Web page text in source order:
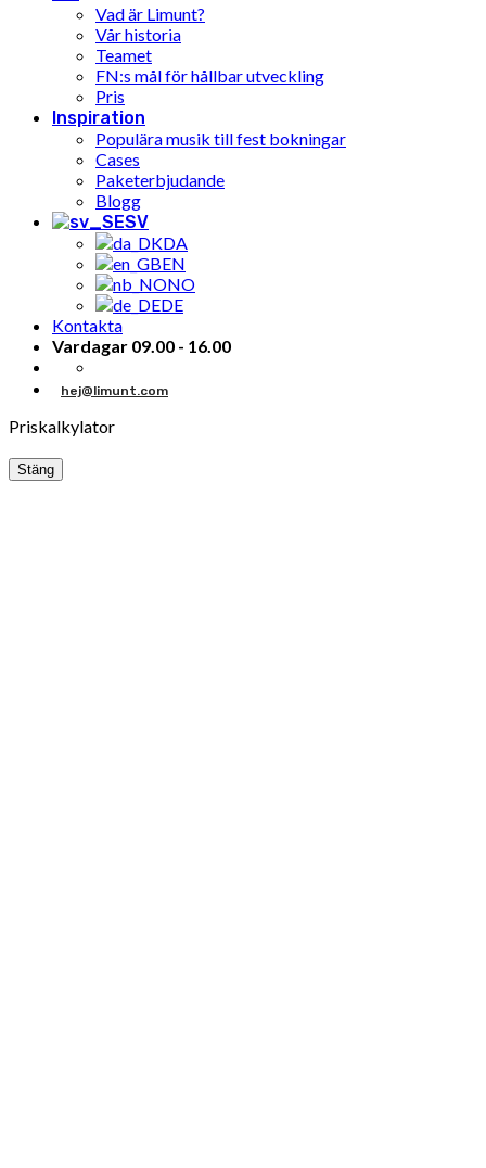
Vad är Limunt?
Vår historia
Teamet
FN:s mål för hållbar utveckling
Pris
Inspiration
Populära musik till fest bokningar
Cases
Paketerbjudande
Blogg
SV
DA
EN
NO
DE
Kontakta
Vardagar 09.00 - 16.00
hej@limunt.com
Priskalkylator
Stäng